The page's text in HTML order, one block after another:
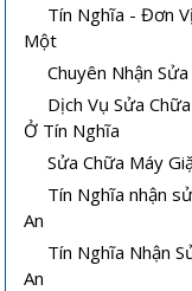
Tín Nghĩa - Đơn
Một
Chuyên Nhận
Dịch Vụ Sửa
Ở Tín Nghĩa
Sửa Chữa Máy
Tín Nghĩa nhận
An
Tín Nghĩa Nhận
An